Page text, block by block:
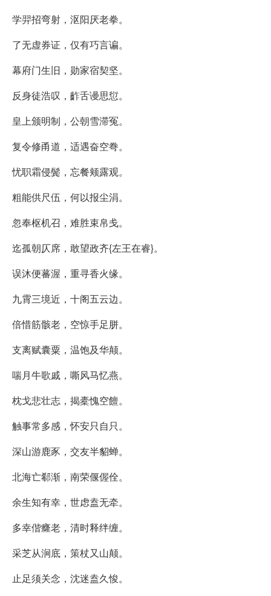
学羿招弯射，沤阳厌老拳。
了无虚券证，仅有巧言谝。
幕府门生旧，勋家宿契坚。
反身徒浩叹，齚舌谩思愆。
皇上颁明制，公朝雪滞冤。
复令修甬道，适遇奋空弮。
忧职霜侵鬓，忘餐颊露观。
粗能供尺伍，何以报尘涓。
忽奉枢机召，难胜束帛戋。
迄孤朝仄席，敢望政齐{左王在睿}。
误沐便蕃渥，重寻香火缘。
九霄三境近，十阁五云边。
倍惜筋骸老，空惊手足胼。
支离赋囊粟，温饱及华颠。
喘月牛歌戚，嘶风马忆燕。
枕戈悲壮志，揭橐愧空饘。
触事常多感，怀安只自只。
深山游鹿豕，交友半貂蝉。
北海亡郗渐，南荣偃偓佺。
余生知有幸，世虑盍无牵。
多幸偕癃老，清时释绊缠。
采芝从涧底，策杖又山颠。
止足须关念，沈迷盍久悛。